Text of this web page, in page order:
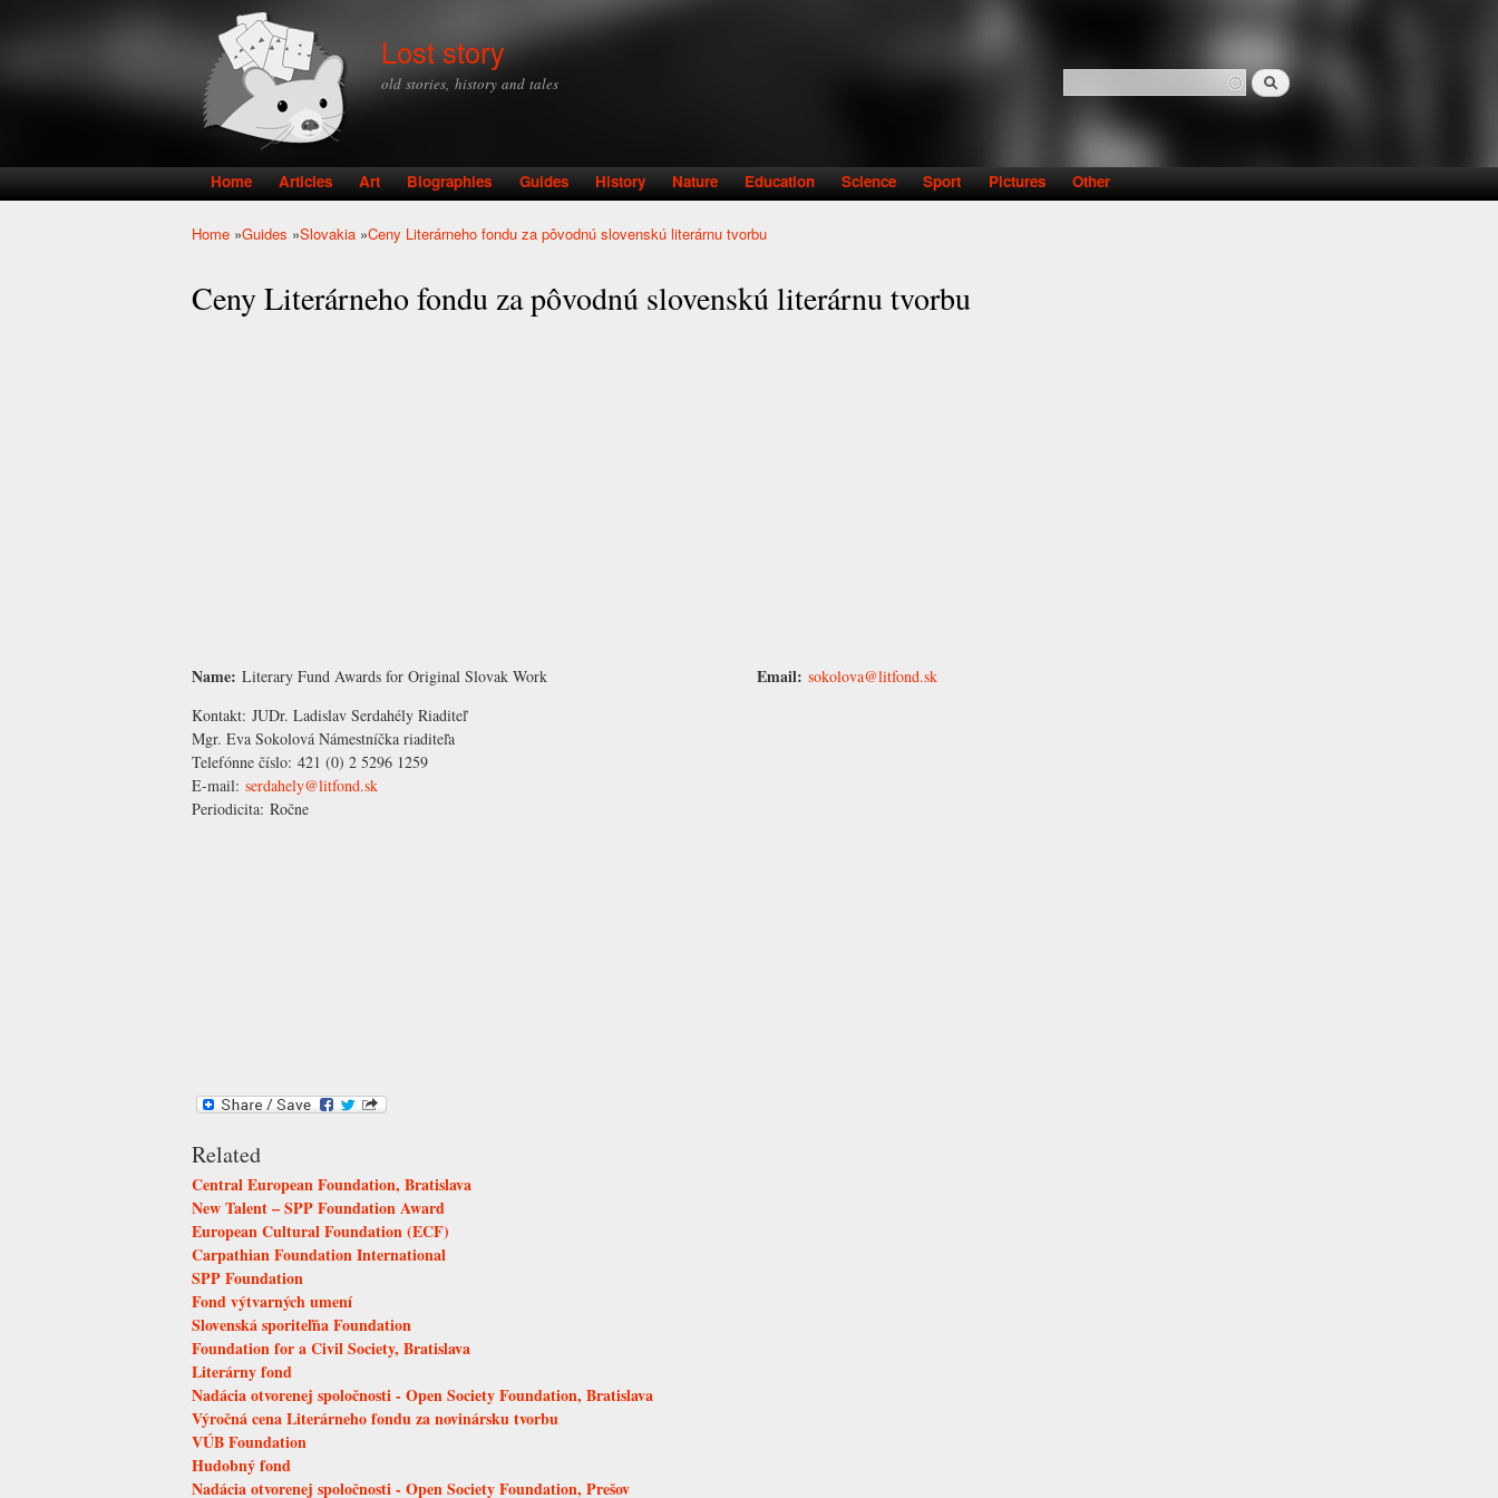
Lost story
old stories, history and tales Search form
Search
Main menu
Home Articles Art Biographies Guides History Nature Education Science Sport Pictures Other
Home »Guides »Slovakia »Ceny Literárneho fondu za pôvodnú slovenskú literárnu tvorbu
Ceny Literárneho fondu za pôvodnú slovenskú literárnu tvorbu
Name: Literary Fund Awards for Original Slovak Work
Kontakt: JUDr. Ladislav Serdahély Riaditeľ
Mgr. Eva Sokolová Námestníčka riaditeľa
Telefónne číslo: 421 (0) 2 5296 1259
E-mail: serdahely@litfond.sk
Periodicita: Ročne
Email: sokolova@litfond.sk
Related
Central European Foundation, Bratislava
New Talent – SPP Foundation Award
European Cultural Foundation (ECF)
Carpathian Foundation International
SPP Foundation
Fond výtvarných umení
Slovenská sporiteľňa Foundation
Foundation for a Civil Society, Bratislava
Literárny fond
Nadácia otvorenej spoločnosti - Open Society Foundation, Bratislava
Výročná cena Literárneho fondu za novinársku tvorbu
VÚB Foundation
Hudobný fond
Nadácia otvorenej spoločnosti - Open Society Foundation, Prešov